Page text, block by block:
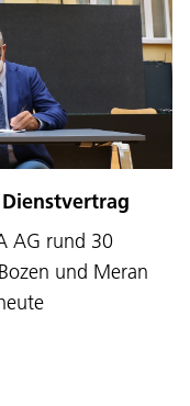
AG rund 30
und Meran